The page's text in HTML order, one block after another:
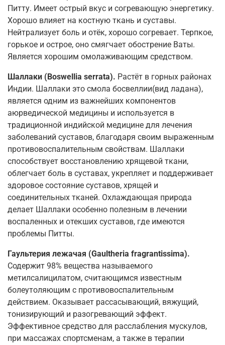
Питту. Имеет острый вкус и согревающую энергетику.
Хорошо влияет на костную ткань и суставы.
Нейтрализует боль и отёк, хорошо согревает. Терпкое,
горькое и острое, оно смягчает обострение Ваты.
Является хорошим омолаживающим средством.
Шаллаки (Boswellia serrata). Растёт в горных районах
Индии. Шаллаки это смола босвеллии(вид ладана),
является одним из важнейших компонентов
аюрведической медицины и используется в
традиционной индийской медицине для лечения
заболеваний суставов, благодаря своим выраженным
противовоспалительным свойствам. Шаллаки
способствует восстановлению хрящевой ткани,
облегчает боль в суставах, укрепляет и поддерживает
здоровое состояние суставов, хрящей и
соединительных тканей. Охлаждающая природа
делает Шаллаки особенно полезным в лечении
воспаленных и отекших суставов, где имеются
проблемы Питты.
Гаультерия лежачая (Gaultheria fragrantissima).
Содержит 98% вещества называемого
метилсалицилатом, считающимся известным
болеутоляющим с противовоспалительным
действием. Оказывает рассасывающий, вяжущий,
тонизирующий и разогревающий эффект.
Эффективное средство для расслабления мускулов,
при массажах спортсменам, а также в терапии